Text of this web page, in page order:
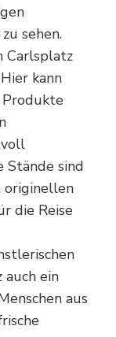
sehen.
Carlsplatz
kann
Stände sind
originellen
die Reise
ein
aus